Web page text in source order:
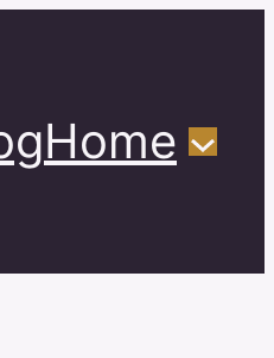
Home